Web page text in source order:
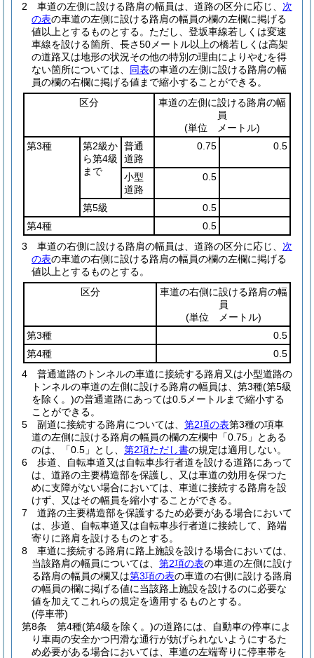
2
車道の左側に設ける路肩の幅員は、道路の区分に応じ、 次
の表の車道の左側に設ける路肩の幅員の欄の左欄に掲げる
値以上とするものとする。 ただし、登坂車線若しくは変速
車線を設ける箇所、長さ50メートル以上の橋若しくは高架
の道路又は地形の状況その他の特別の理由によりやむを得
ない箇所については、 同表の車道の左側に設ける路肩の幅
員の欄の右欄に掲げる値まで縮小することができる。
区分
車道の左側に設ける路肩の幅
員
(単位 メートル)
第3種
第2級か
ら第4級
まで
普通
道路
0.75 0.5
小型
道路
0.5
第5級
0.5
第4種
0.5
3
車道の右側に設ける路肩の幅員は、道路の区分に応じ、 次
の表の車道の右側に設ける路肩の幅員の欄の左欄に掲げる
値以上とするものとする。
区分
車道の右側に設ける路肩の幅
員
(単位 メートル)
第3種
0.5
第4種
0.5
4
普通道路のトンネルの車道に接続する路肩又は小型道路の
トンネルの車道の左側に設ける路肩の幅員は、第3種(第5級
を除く。)の普通道路にあっては0.5メートルまで縮小する
ことができる。
5
副道に接続する路肩については、 第2項の表第3種の項車
道の左側に設ける路肩の幅員の欄の左欄中「0.75」とある
のは、「0.5」とし、 第2項ただし書の規定は適用しない。
6
歩道、自転車道又は自転車歩行者道を設ける道路にあって
は、道路の主要構造部を保護し、又は車道の効用を保つた
めに支障がない場合においては、車道に接続する路肩を設
けず、又はその幅員を縮小することができる。
7
道路の主要構造部を保護するため必要がある場合において
は、歩道、自転車道又は自転車歩行者道に接続して、路端
寄りに路肩を設けるものとする。
8
車道に接続する路肩に路上施設を設ける場合においては、
当該路肩の幅員については、 第2項の表の車道の左側に設け
る路肩の幅員の欄又は第3項の表の車道の右側に設ける路肩
の幅員の欄に掲げる値に当該路上施設を設けるのに必要な
値を加えてこれらの規定を適用するものとする。
(停車帯)
第8条
第4種(第4級を除く。)の道路には、自動車の停車によ
り車両の安全かつ円滑な通行が妨げられないようにするた
め必要がある場合においては、車道の左端寄りに停車帯を